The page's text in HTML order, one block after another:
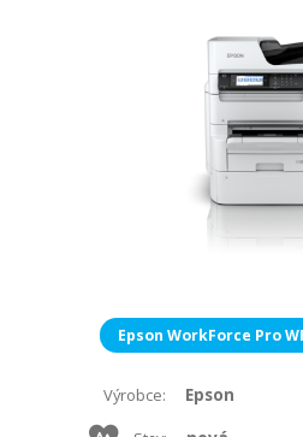
Epson WorkForce Pro
Výrobce: Epson